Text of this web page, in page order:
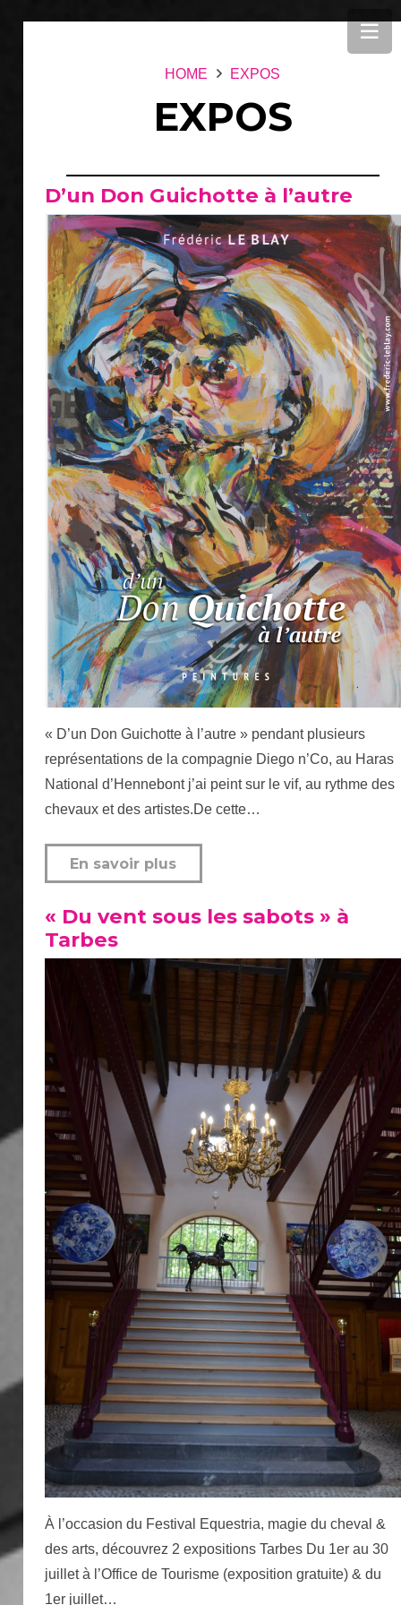
HOME EXPOS
EXPOS
D’un Don Guichotte à l’autre
« D’un Don Guichotte à l’autre » pendant plusieurs
représentations de la compagnie Diego n’Co, au Haras
National d’Hennebont j’ai peint sur le vif, au rythme des
chevaux et des artistes.De cette…
En savoir plus
« Du vent sous les sabots » à
Tarbes
À l’occasion du Festival Equestria, magie du cheval &
des arts, découvrez 2 expositions Tarbes Du 1er au 30
juillet à l’Office de Tourisme (exposition gratuite) & du
1er juillet…